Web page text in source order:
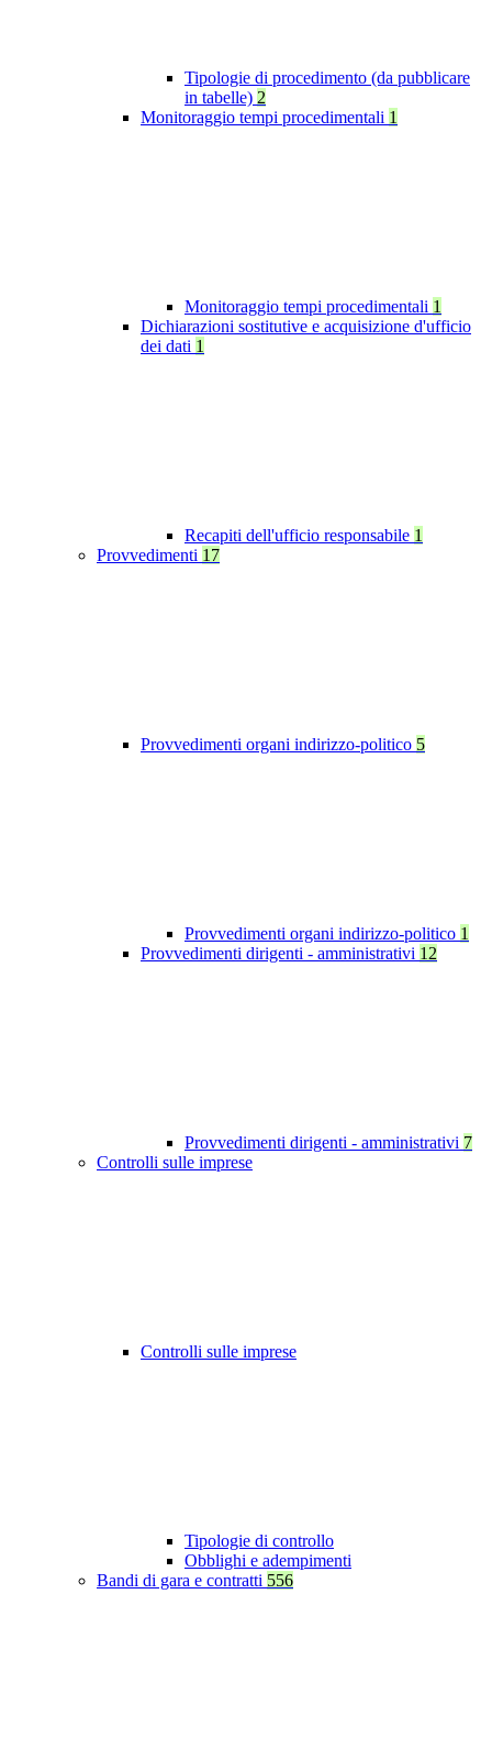
Tipologie di procedimento (da pubblicare
in tabelle) 2
Monitoraggio tempi procedimentali 1
Monitoraggio tempi procedimentali 1
Dichiarazioni sostitutive e acquisizione d'ufficio
dei dati 1
Recapiti dell'ufficio responsabile 1
Provvedimenti 17
Provvedimenti organi indirizzo-politico 5
Provvedimenti organi indirizzo-politico 1
Provvedimenti dirigenti - amministrativi 12
Provvedimenti dirigenti - amministrativi 7
Controlli sulle imprese
Controlli sulle imprese
Tipologie di controllo
Obblighi e adempimenti
Bandi di gara e contratti 556